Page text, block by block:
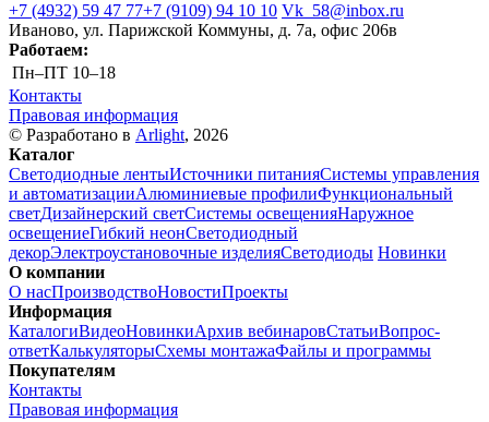
+7 (4932) 59 47 77+7 (9109) 94 10 10 Vk_58@inbox.ru
Иваново, ул. Парижской Коммуны, д. 7а, офис 206в
Работаем:
Пн–ПТ 10–18
Контакты
Правовая информация
© Разработано в Arlight, 2026
Каталог
Светодиодные лентыИсточники питанияСистемы управления
и автоматизацииАлюминиевые профилиФункциональный
светДизайнерский светСистемы освещенияНаружное
освещениеГибкий неонСветодиодный
декорЭлектроустановочные изделияСветодиоды Новинки
О компании
О насПроизводствоНовостиПроекты
Информация
КаталогиВидеоНовинкиАрхив вебинаровСтатьиВопрос-
ответКалькуляторыСхемы монтажаФайлы и программы
Покупателям
Контакты
Правовая информация